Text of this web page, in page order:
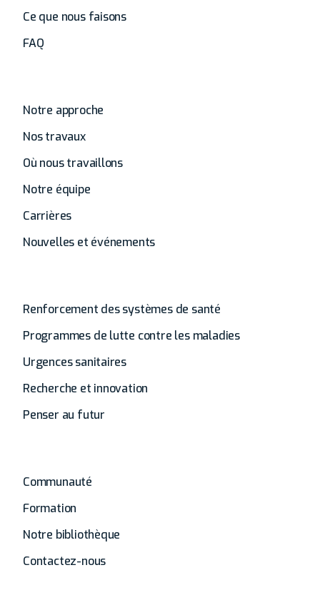
Ce que nous faisons
FAQ
Notre approche
Nos travaux
Où nous travaillons
Notre équipe
Carrières
Nouvelles et événements
Renforcement des systèmes de santé
Programmes de lutte contre les maladies
Urgences sanitaires
Recherche et innovation
Penser au futur
Communauté
Formation
Notre bibliothèque
Contactez-nous